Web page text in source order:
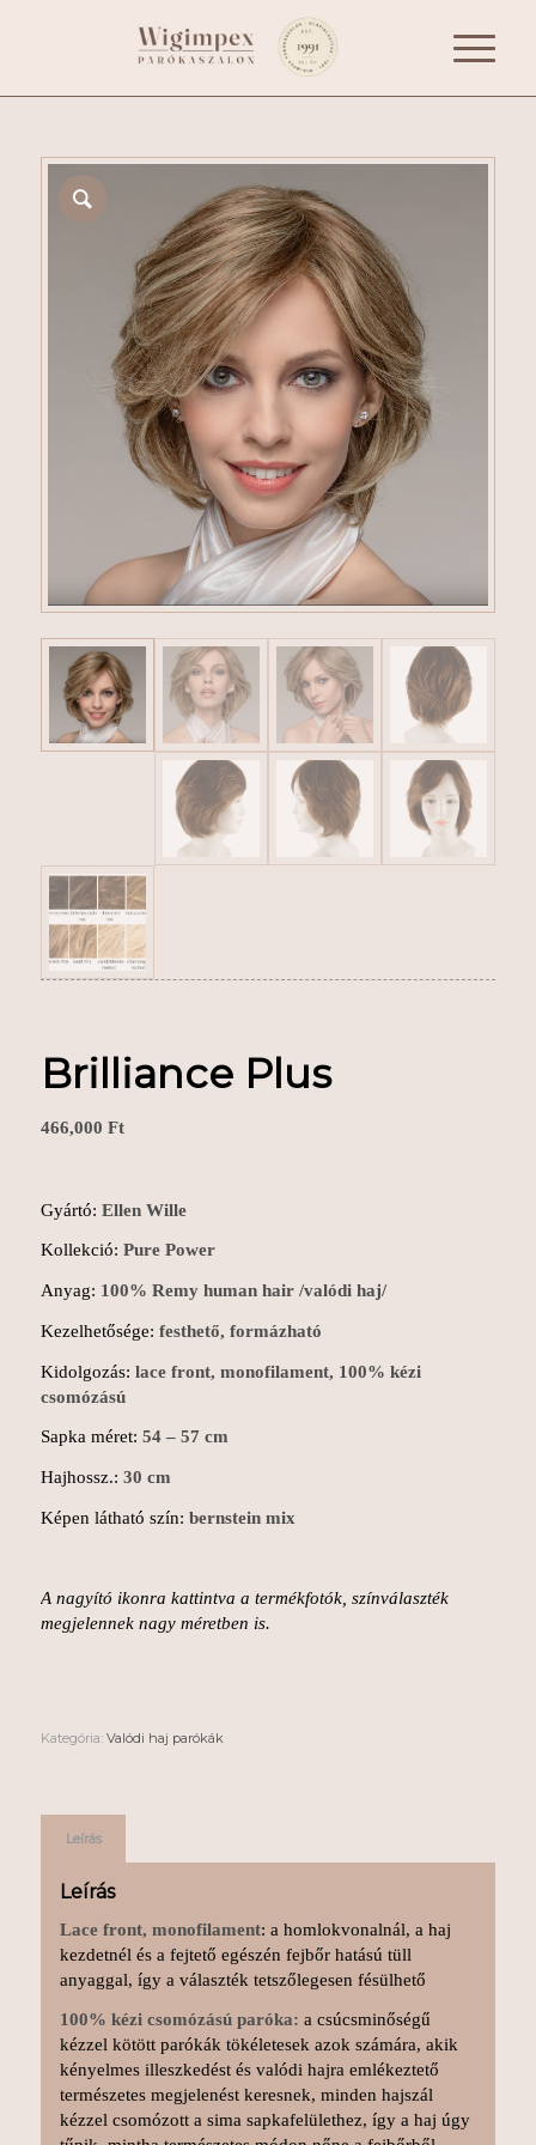
Brilliance Plus
466,000 Ft
Gyártó: Ellen Wille
Kollekció: Pure Power
Anyag: 100% Remy human hair /valódi haj/
Kezelhetősége: festhető, formázható
Kidolgozás: lace front, monofilament, 100% kézi
csomózású
Sapka méret: 54 – 57 cm
Hajhossz.: 30 cm
Képen látható szín: bernstein mix
A nagyító ikonra kattintva a termékfotók, színválaszték
megjelennek nagy méretben is.
Kategória: Valódi haj parókák
Leírás
Leírás
Lace front, monofilament: a homlokvonalnál, a haj
kezdetnél és a fejtető egészén fejbőr hatású tüll
anyaggal, így a választék tetszőlegesen fésülhető
100% kézi csomózású paróka: a csúcsminőségű
kézzel kötött parókák tökéletesek azok számára, akik
kényelmes illeszkedést és valódi hajra emlékeztető
természetes megjelenést keresnek, minden hajszál
kézzel csomózott a sima sapkafelülethez, így a haj úgy